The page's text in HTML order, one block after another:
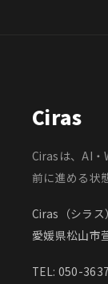
Ciras
Cirasは、AI・
前に進める状
Ciras（シラ
愛媛県松山市
TEL: 050-